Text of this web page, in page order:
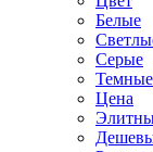
Белые
Серые
Темные
Цена